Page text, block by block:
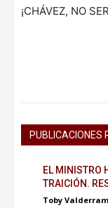
¡CHÁVEZ, NO
PUBLICACIONES
EL MINISTRO
TRAICIÓN.
Toby